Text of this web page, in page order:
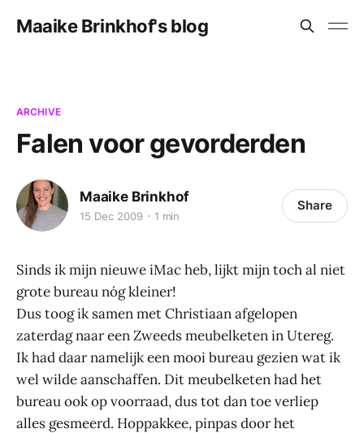
Maaike Brinkhof's blog
ARCHIVE
Falen voor gevorderden
Maaike Brinkhof
15 Dec 2009 1 min
Share
Sinds ik mijn nieuwe iMac heb, lijkt mijn toch al niet
grote bureau nóg kleiner!
Dus toog ik samen met Christiaan afgelopen
zaterdag naar een Zweeds meubelketen in Utereg.
Ik had daar namelijk een mooi bureau gezien wat ik
wel wilde aanschaffen. Dit meubelketen had het
bureau ook op voorraad, dus tot dan toe verliep
alles gesmeerd. Hoppakkee, pinpas door het